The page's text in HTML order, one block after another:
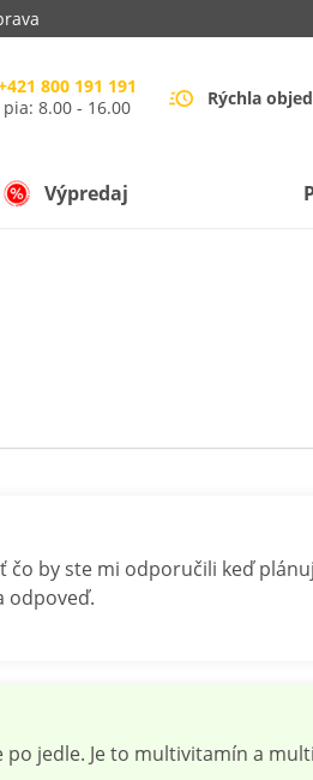
800 191 191
pia: 8.00 - 16.00
Rýchla
Výpredaj
by ste mi odporučili keď
odpoveď.
jedle. Je to multivitamín a